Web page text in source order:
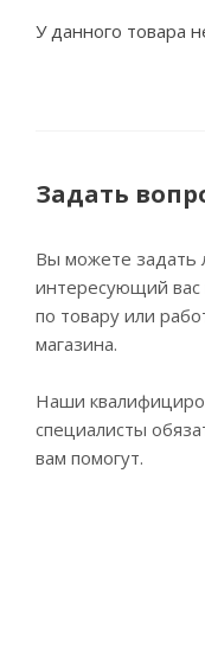
У данного товара
Задать
Вы можете задать
интересующий вас
по товару или
магазина.
Наши
специалисты
вам помогут.